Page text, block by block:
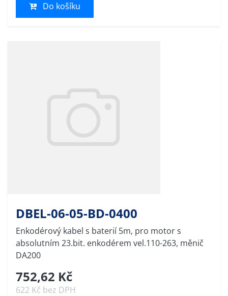
Do košíku
DBEL-06-05-BD-0400
Enkodérový kabel s baterií 5m, pro motor s
absolutním 23.bit. enkodérem vel.110-263, měnič
DA200
752,62 Kč
622 Kč bez DPH